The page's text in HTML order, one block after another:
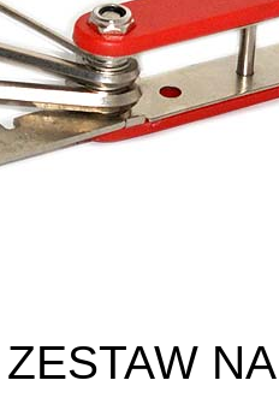
ZESTAW